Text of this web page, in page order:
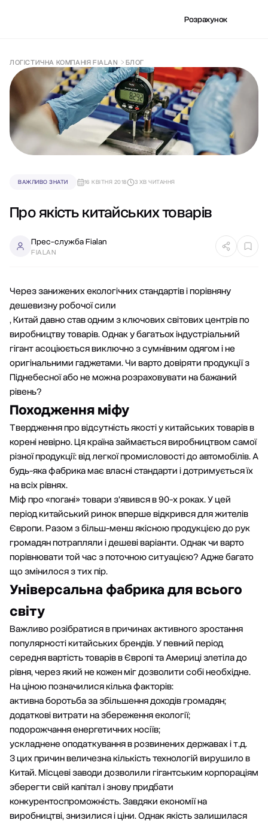
Розрахунок
ЛОГІСТИЧНА КОМПАНІЯ FIALAN БЛОГ
ВАЖЛИВО ЗНАТИ 16 КВІТНЯ 2018 3 ХВ ЧИТАННЯ
Про якість китайських товарів
Прес-служба Fialan
FIALAN
Через занижених екологічних стандартів і порівняну
дешевизну робочої сили
, Китай давно став одним з ключових світових центрів по
виробництву товарів. Однак у багатьох індустріальний
гігант асоціюється виключно з сумнівним одягом і не
оригінальними гаджетами. Чи варто довіряти продукції з
Піднебесної або не можна розраховувати на бажаний
рівень?
Походження міфу
Твердження про відсутність якості у китайських товарів в
корені невірно. Ця країна займається виробництвом самої
різної продукції: від легкої промисловості до автомобілів. А
будь-яка фабрика має власні стандарти і дотримується їх
на всіх рівнях.
Міф про «погані» товари з'явився в 90-х роках. У цей
період китайський ринок вперше відкрився для жителів
Європи. Разом з більш-менш якісною продукцією до рук
громадян потрапляли і дешеві варіанти. Однак чи варто
порівнювати той час з поточною ситуацією? Адже багато
що змінилося з тих пір.
Універсальна фабрика для всього
світу
Важливо розібратися в причинах активного зростання
популярності китайських брендів. У певний період
середня вартість товарів в Європі та Америці злетіла до
рівня, через який не кожен міг дозволити собі необхідне.
На ціною позначилися кілька факторів:
активна боротьба за збільшення доходів громадян;
додаткові витрати на збереження екології;
подорожчання енергетичних носіїв;
ускладнене оподаткування в розвинених державах і т.д.
З цих причин величезна кількість технологій вирушило в
Китай. Місцеві заводи дозволили гігантським корпораціям
зберегти свій капітал і знову придбати
конкурентоспроможність. Завдяки економії на
виробництві, знизилися і ціни. Однак якість залишилася